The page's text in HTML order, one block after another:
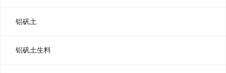
铝矾土
铝矾土生料